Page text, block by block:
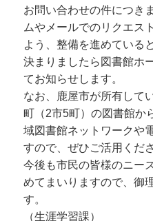
お問い合わせの件につき
ムやメールでのリクエス
よう、整備を進めている
決まりましたら図書館ホ
てお知らせします。
なお、鹿屋市が所有して
町（2市5町）の図書館か
域図書館ネットワークや
すので、ぜひご活用くださ
今後も市民の皆様のニー
めてまいりますので、御
す。
（生涯学習課）